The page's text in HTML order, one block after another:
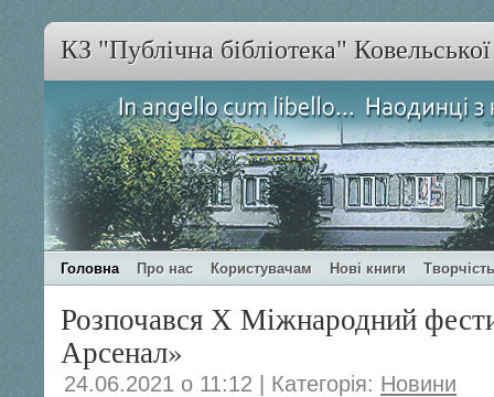
КЗ "Публічна бібліотека"
Головна Про нас Користувачам Нові книги
Розпочався Х Міжнародний
Арсенал»
24.06.2021 о 11:12 | Категорія: Новини